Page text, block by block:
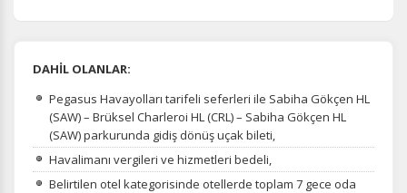
DAHİL OLANLAR:
Pegasus Havayolları tarifeli seferleri ile Sabiha Gökçen HL
(SAW) – Brüksel Charleroi HL (CRL) – Sabiha Gökçen HL
(SAW) parkurunda gidiş dönüş uçak bileti,
Havalimanı vergileri ve hizmetleri bedeli,
Belirtilen otel kategorisinde otellerde toplam 7 gece oda